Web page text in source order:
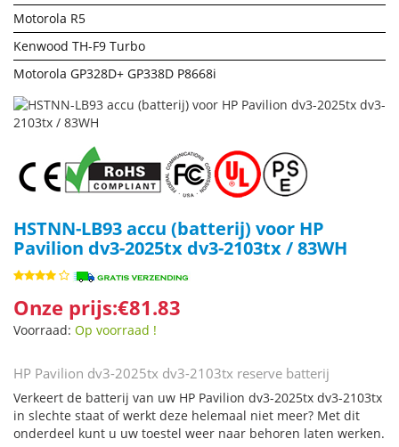
Motorola R5
Kenwood TH-F9 Turbo
Motorola GP328D+ GP338D P8668i
HSTNN-LB93 accu (batterij) voor HP
Pavilion dv3-2025tx dv3-2103tx / 83WH
Onze prijs:€81.83
Voorraad: Op voorraad !
HP Pavilion dv3-2025tx dv3-2103tx reserve batterij
Verkeert de batterij van uw HP Pavilion dv3-2025tx dv3-2103tx
in slechte staat of werkt deze helemaal niet meer? Met dit
onderdeel kunt u uw toestel weer naar behoren laten werken.